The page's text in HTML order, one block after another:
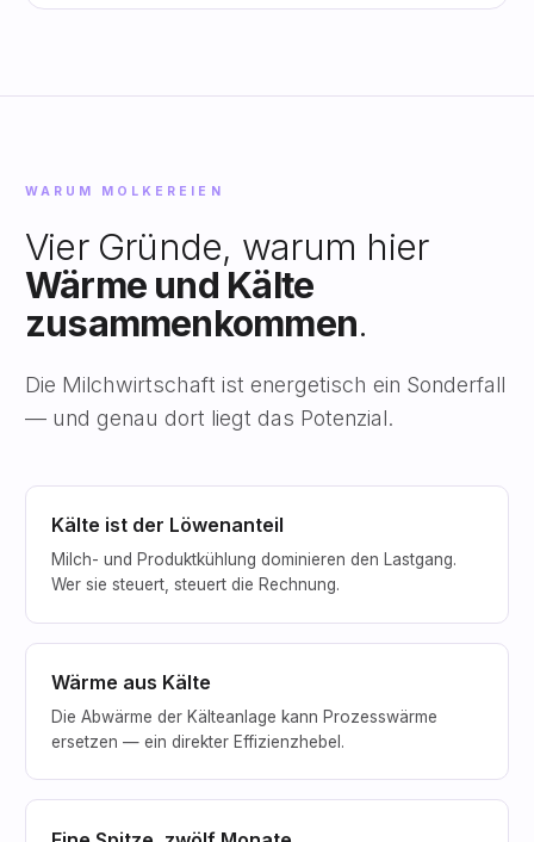
WARUM MOLKEREIEN
Vier Gründe, warum hier
Wärme und Kälte
zusammenkommen.
Die Milchwirtschaft ist energetisch ein Sonderfall
— und genau dort liegt das Potenzial.
Kälte ist der Löwenanteil
Milch- und Produktkühlung dominieren den Lastgang.
Wer sie steuert, steuert die Rechnung.
Wärme aus Kälte
Die Abwärme der Kälteanlage kann Prozesswärme
ersetzen — ein direkter Effizienzhebel.